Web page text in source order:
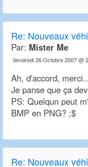
Re: Nouveaux
Par: Mister Me
Vendredi 26 Octobre 2007 @
Ah, d'accord,
Je panse que ça
PS: Quelqun peut
BMP en PNG? ;$
Re: Nouveaux